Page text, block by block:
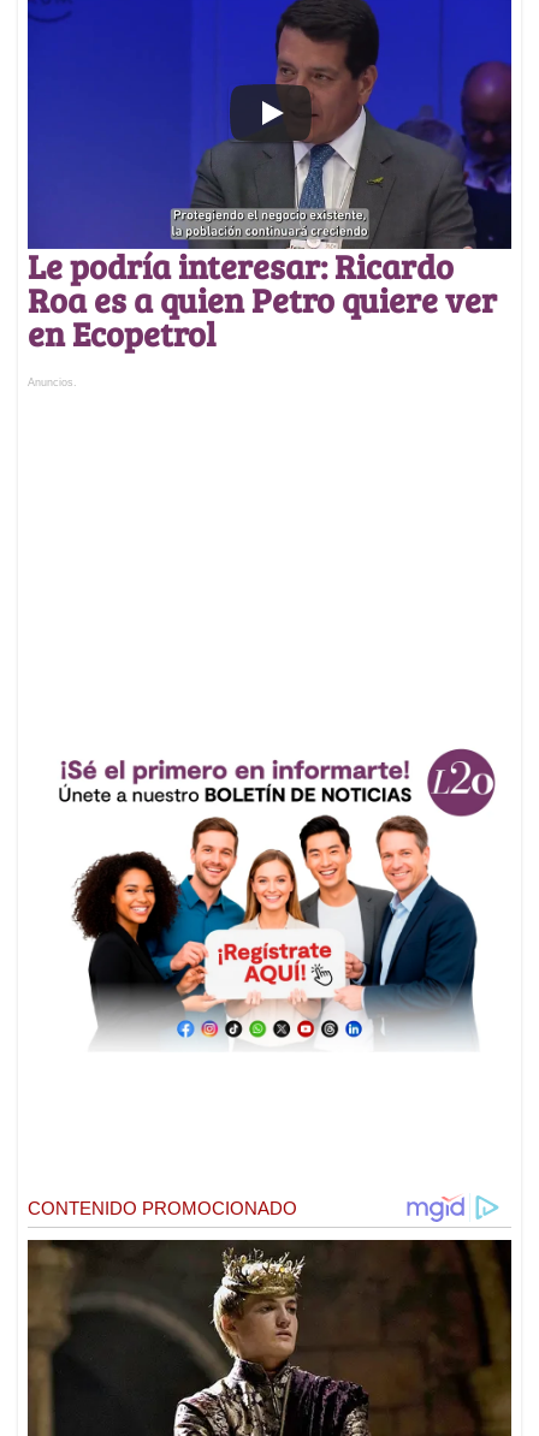
Le podría interesar: Ricardo
Roa es a quien Petro quiere ver
en Ecopetrol
Anuncios.